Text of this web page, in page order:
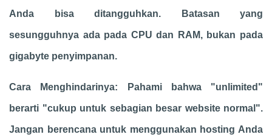
Anda bisa ditangguhkan. Batasan yang
sesungguhnya ada pada CPU dan RAM, bukan pada
gigabyte penyimpanan.
Cara Menghindarinya: Pahami bahwa "unlimited"
berarti "cukup untuk sebagian besar website normal".
Jangan berencana untuk menggunakan hosting Anda